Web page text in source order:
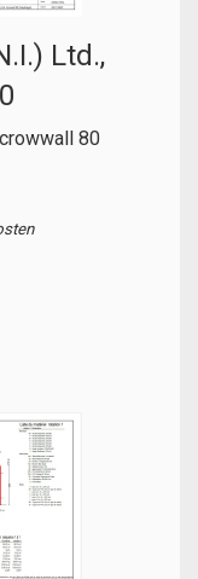
Ltd.,
80